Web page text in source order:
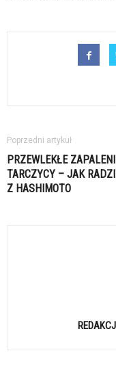
Poprzedni artykuł
PRZEWLEKŁE
TARCZYCY – JAK
Z HASHIMOTO